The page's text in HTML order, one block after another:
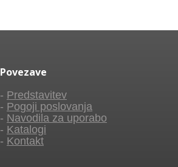
Povezave
- Predstavitev
- Pogoji poslovanja
- Navodila za uporabo
- Katalogi
- Kontakt